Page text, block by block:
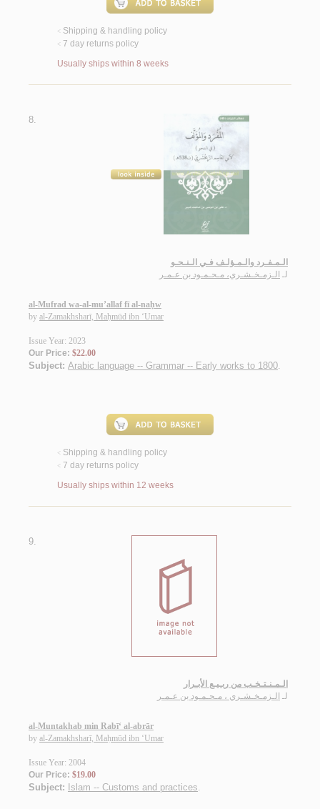
< Shipping & handling policy
< 7 day returns policy
Usually ships within 8 weeks
8.
الـمـفـرد والـمـؤلـف فـي الـنـحـو
لـ الـزمـخـشـري، مـحـمـود بن عـمـر
al-Mufrad wa-al-mu’allaf fī al-naḥw
by al-Zamakhsharī, Maḥmūd ibn ‘Umar
Issue Year: 2023
Our Price: $22.00
Subject: Arabic language -- Grammar -- Early works to 1800.
< Shipping & handling policy
< 7 day returns policy
Usually ships within 12 weeks
9.
الـمـنـتـخـب من ربـيـع الأبـرار
لـ الـزمـخـشـري ، مـحـمـود بن عـمـر
al-Muntakhab min Rabī‘ al-abrār
by al-Zamakhsharī, Maḥmūd ibn ‘Umar
Issue Year: 2004
Our Price: $19.00
Subject: Islam -- Customs and practices.